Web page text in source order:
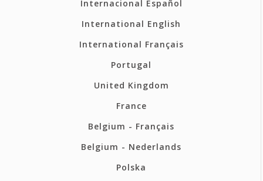
Internacional Español
International English
International Français
Portugal
United Kingdom
France
Belgium - Français
Belgium - Nederlands
Polska